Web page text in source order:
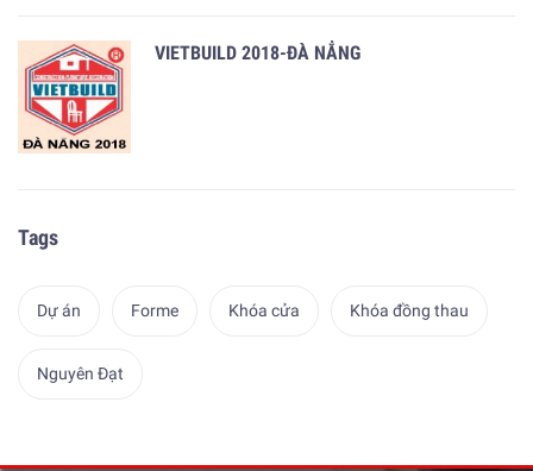
VIETBUILD 2018-ĐÀ NẲNG
Tags
Dự án Forme Khóa cửa Khóa đồng thau
Nguyên Đạt